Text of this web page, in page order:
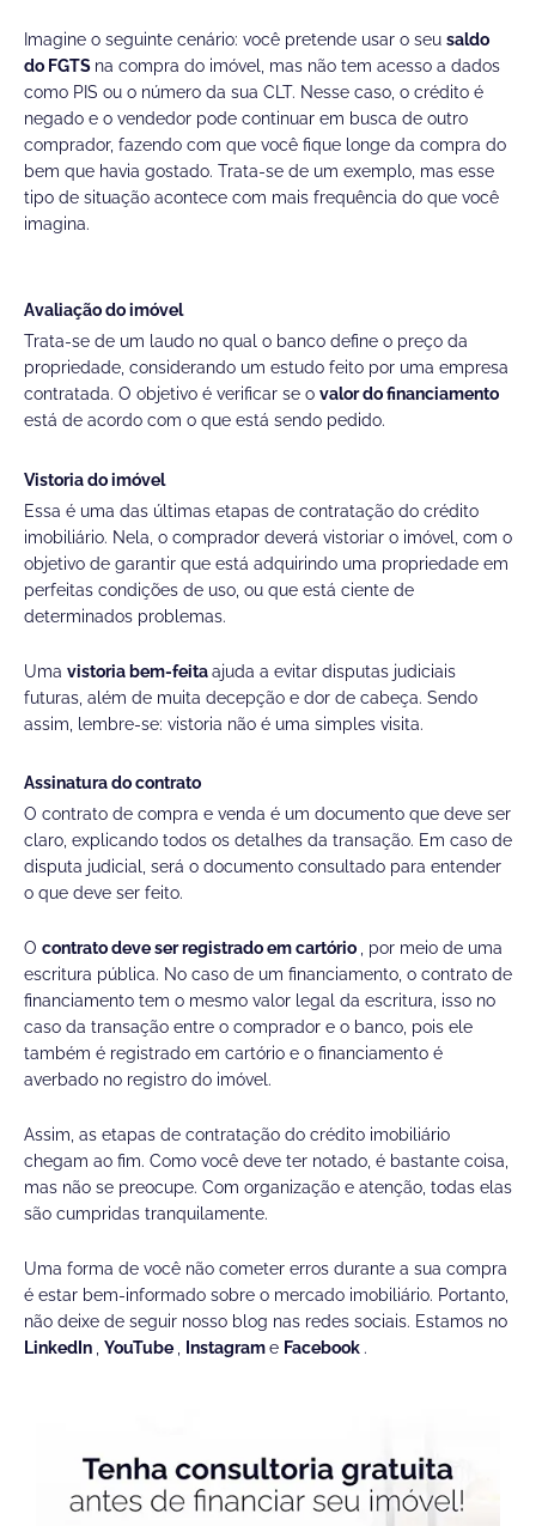
Imagine o seguinte cenário: você pretende usar o seu saldo
do FGTS na compra do imóvel, mas não tem acesso a dados
como PIS ou o número da sua CLT. Nesse caso, o crédito é
negado e o vendedor pode continuar em busca de outro
comprador, fazendo com que você fique longe da compra do
bem que havia gostado. Trata-se de um exemplo, mas esse
tipo de situação acontece com mais frequência do que você
imagina.
Avaliação do imóvel
Trata-se de um laudo no qual o banco define o preço da
propriedade, considerando um estudo feito por uma empresa
contratada. O objetivo é verificar se o valor do financiamento
está de acordo com o que está sendo pedido.
Vistoria do imóvel
Essa é uma das últimas etapas de contratação do crédito
imobiliário. Nela, o comprador deverá vistoriar o imóvel, com o
objetivo de garantir que está adquirindo uma propriedade em
perfeitas condições de uso, ou que está ciente de
determinados problemas.
Uma vistoria bem-feitaajuda a evitar disputas judiciais
futuras, além de muita decepção e dor de cabeça. Sendo
assim, lembre-se: vistoria não é uma simples visita.
Assinatura do contrato
O contrato de compra e venda é um documento que deve ser
claro, explicando todos os detalhes da transação. Em caso de
disputa judicial, será o documento consultado para entender
o que deve ser feito.
O contrato deve ser registrado em cartório , por meio de uma
escritura pública. No caso de um financiamento, o contrato de
financiamento tem o mesmo valor legal da escritura, isso no
caso da transação entre o comprador e o banco, pois ele
também é registrado em cartório e o financiamento é
averbado no registro do imóvel.
Assim, as etapas de contratação do crédito imobiliário
chegam ao fim. Como você deve ter notado, é bastante coisa,
mas não se preocupe. Com organização e atenção, todas elas
são cumpridas tranquilamente.
Uma forma de você não cometer erros durante a sua compra
é estar bem-informado sobre o mercado imobiliário. Portanto,
não deixe de seguir nosso blog nas redes sociais. Estamos no
LinkedIn , YouTube , Instagrame Facebook .